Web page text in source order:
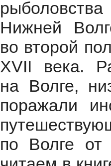
Нижней
во второй
XVII века.
на Волге,
поражали
по Волге от